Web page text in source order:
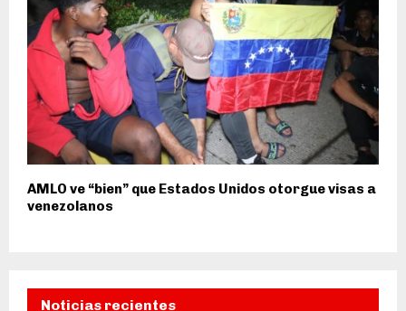
AMLO ve “bien” que Estados Unidos otorgue visas a
venezolanos
Noticias recientes